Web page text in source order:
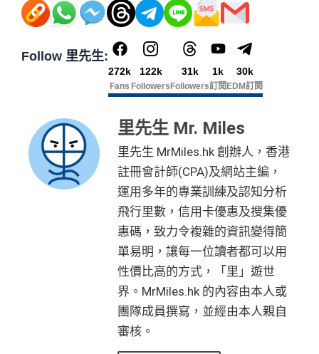
Follow 里先生:
272k
Fans
122k
Followers
31k
Followers
1k
訂閱
30k
EDM訂閱
里先生 Mr. Miles
里先生 MrMiles.hk 創辦人，香港
註冊會計師(CPA)及網站主編，
運用多年的專業訓練及認知分析
飛行里數，信用卡優惠及搜集優
惠碼，致力令複雜的資訊變得簡
單易明，讓每一位讀者都可以用
性價比高的方式，「里」遊世
界。MrMiles.hk 的內容由本人或
團隊成員撰寫，並經由本人親自
審核。